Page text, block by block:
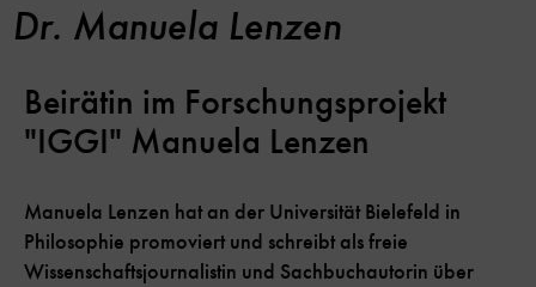
Dr. Manuela Lenzen
Beirätin im Forschungsprojekt
"IGGI" Manuela Lenzen
Manuela Lenzen hat an der Universität Bielefeld in
Philosophie promoviert und schreibt als freie
Wissenschaftsjournalistin und Sachbuchautorin über